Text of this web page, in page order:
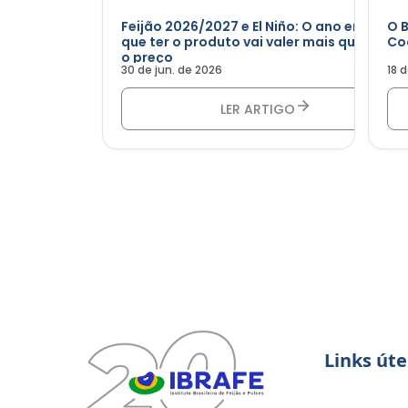
Feijão 2026/2027 e El Niño: O ano em
que ter o produto vai valer mais que
o preço
30 de jun. de 2026
LER ARTIGO
O
18
Links